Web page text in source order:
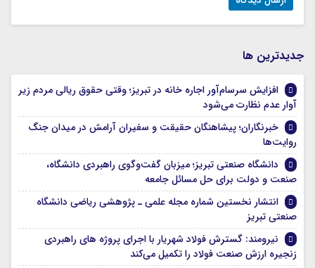
جديدترين ها
افزایش سرسام‌آور اجاره خانه در تبریز؛ وقتی حقوق ریالی مردم زیر
آوار عدم نظارت می‌شود
خبرنگاران؛ پیشاهنگان حقیقت و سفیران آرامش در میدان جنگ
روایت‌ها
دانشگاه صنعتی تبریز؛ میزبان گفت‌وگوی راهبردی دانشگاه،
صنعت و دولت برای حل مسائل جامعه
انتشار نخستین شماره مجله علمی ـ پژوهشی ریاضی دانشگاه
صنعتی تبریز
نیرومند: گسترش فولاد شهریار با اجرای پروژه های راهبردی
زنجیره ارزش صنعت فولاد را تکمیل می‌کند